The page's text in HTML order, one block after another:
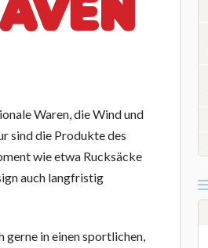
Waren, die Wind und
sind die Produkte des
wie etwa Rucksäcke
auch langfristig
gerne in einen sportlichen,